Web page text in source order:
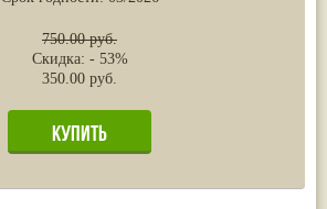
750.00 руб.
Скидка: - 53%
350.00 руб.